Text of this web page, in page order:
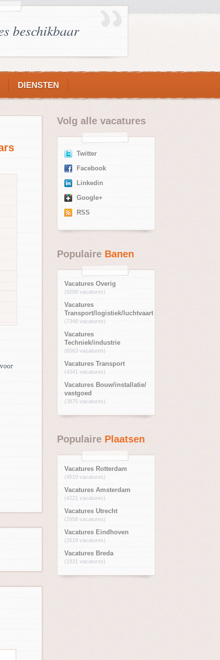
beschikbaar
DIENSTEN
Volg allevacatures
Twitter
Facebook
Linkedin
Google+
RSS
Populaire Banen
Vacatures Overig
(9288 vacatures)
Vacatures
Transport/logistiek/luchtvaart
(7348 vacatures)
Vacatures
Techniek/industrie
(6563 vacatures)
Vacatures Transport
(4341 vacatures)
Vacatures Bouw/installatie/
vastgoed
(3875 vacatures)
PopulairePlaatsen
Vacatures Rotterdam
(4519 vacatures)
Vacatures Amsterdam
(4221 vacatures)
Vacatures Utrecht
(2958 vacatures)
Vacatures Eindhoven
(2518 vacatures)
Vacatures Breda
(1831 vacatures)